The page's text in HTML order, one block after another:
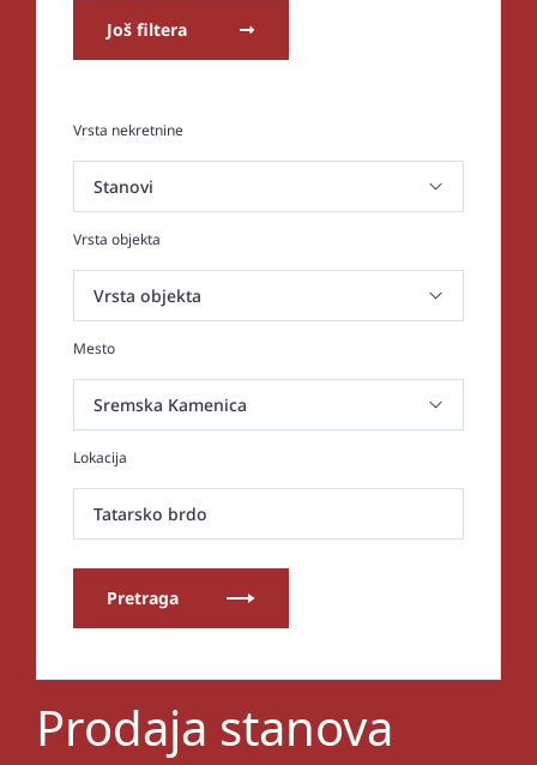
Još filtera
Vrsta nekretnine
Vrsta objekta
Mesto
Lokacija
Tatarsko brdo
Pretraga
Prodaja stanova